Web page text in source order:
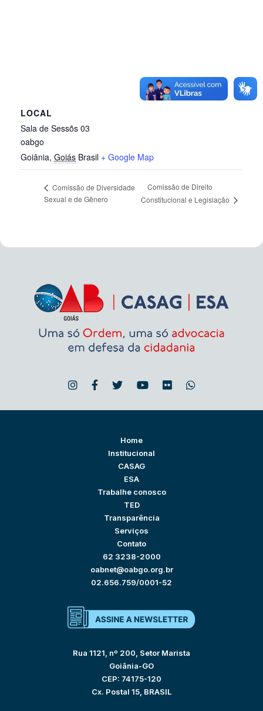
LOCAL
Sala de Sessõs 03
oabgo
Goiânia, Goiás Brasil + Google Map
Comissão de Diversidade
Sexual e de Gênero
Comissão de Direito
Constitucional e Legislação
Home
Institucional
CASAG
ESA
Trabalhe conosco
TED
Transparência
Serviços
Contato
62 3238-2000
oabnet@oabgo.org.br
02.656.759/0001-52
Rua 1121, nº 200, Setor Marista
Goiânia-GO
CEP: 74175-120
Cx. Postal 15, BRASIL